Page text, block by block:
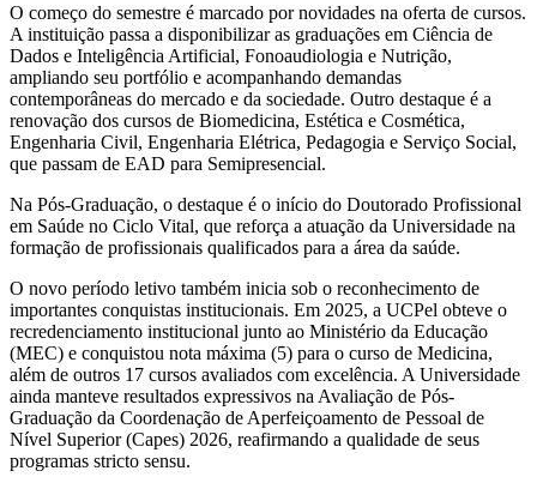
O começo do semestre é marcado por novidades na oferta de cursos.
A instituição passa a disponibilizar as graduações em Ciência de
Dados e Inteligência Artificial, Fonoaudiologia e Nutrição,
ampliando seu portfólio e acompanhando demandas
contemporâneas do mercado e da sociedade. Outro destaque é a
renovação dos cursos de Biomedicina, Estética e Cosmética,
Engenharia Civil, Engenharia Elétrica, Pedagogia e Serviço Social,
que passam de EAD para Semipresencial.
Na Pós-Graduação, o destaque é o início do Doutorado Profissional
em Saúde no Ciclo Vital, que reforça a atuação da Universidade na
formação de profissionais qualificados para a área da saúde.
O novo período letivo também inicia sob o reconhecimento de
importantes conquistas institucionais. Em 2025, a UCPel obteve o
recredenciamento institucional junto ao Ministério da Educação
(MEC) e conquistou nota máxima (5) para o curso de Medicina,
além de outros 17 cursos avaliados com excelência. A Universidade
ainda manteve resultados expressivos na Avaliação de Pós-
Graduação da Coordenação de Aperfeiçoamento de Pessoal de
Nível Superior (Capes) 2026, reafirmando a qualidade de seus
programas stricto sensu.